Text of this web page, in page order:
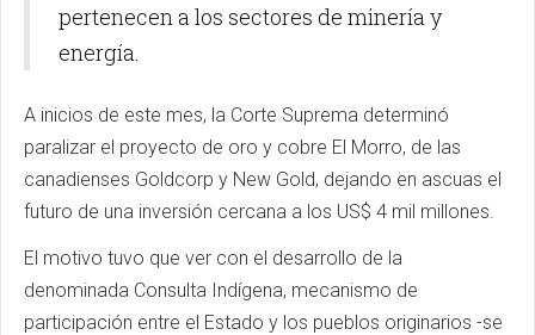
pertenecen a los sectores de minería y
energía.
A inicios de este mes, la Corte Suprema determinó
paralizar el proyecto de oro y cobre El Morro, de las
canadienses Goldcorp y New Gold, dejando en ascuas el
futuro de una inversión cercana a los US$ 4 mil millones.
El motivo tuvo que ver con el desarrollo de la
denominada Consulta Indígena, mecanismo de
participación entre el Estado y los pueblos originarios -se